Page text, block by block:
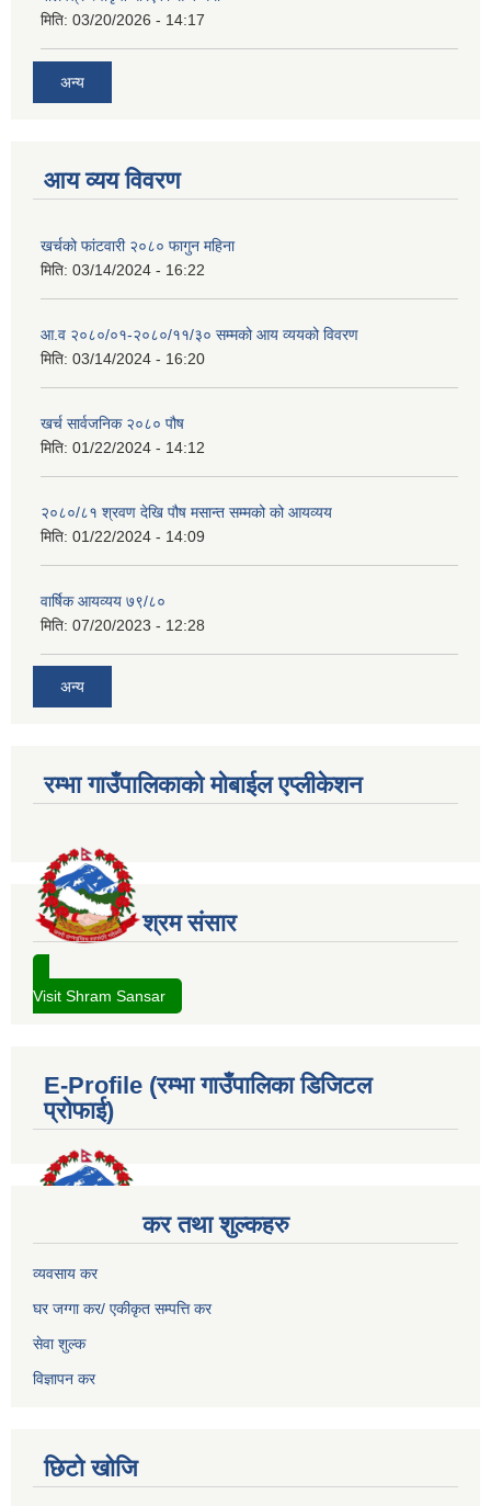
मिति: 03/20/2026 - 14:17
अन्य
आय व्यय विवरण
खर्चको फांटवारी २०८० फागुन महिना
मिति: 03/14/2024 - 16:22
आ.व २०८०/०१-२०८०/११/३० सम्मको आय व्ययको विवरण
मिति: 03/14/2024 - 16:20
खर्च सार्वजनिक २०८० पौष
मिति: 01/22/2024 - 14:12
२०८०/८१ श्रवण देखि पौष मसान्त सम्मको को आयव्यय
मिति: 01/22/2024 - 14:09
वार्षिक आयव्यय ७९/८०
मिति: 07/20/2023 - 12:28
अन्य
रम्भा गाउँपालिकाको मोबाईल एप्लीकेशन
श्रम संसार
Visit Shram Sansar
E-Profile (रम्भा गाउँपालिका डिजिटल
प्रोफाई)
कर तथा शुल्कहरु
व्यवसाय कर
घर जग्गा कर/ एकीकृत सम्पत्ति कर
सेवा शुल्क
विज्ञापन कर
छिटो खोजि